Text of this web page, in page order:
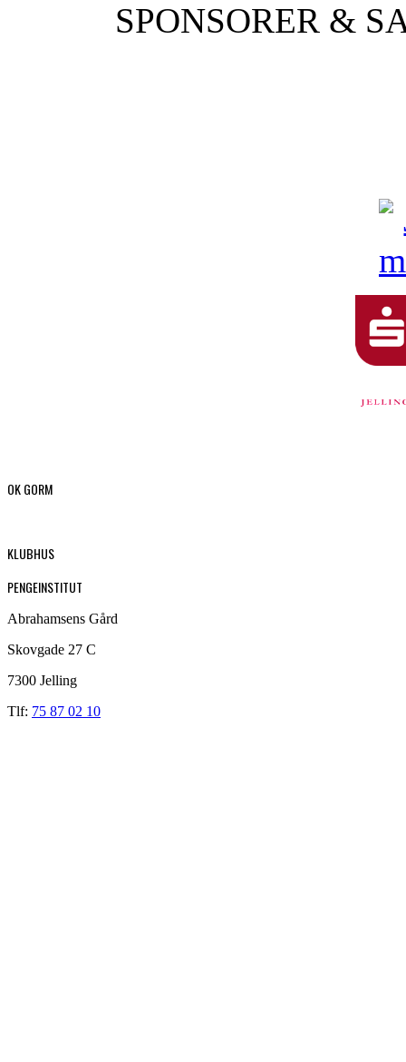
SPONSORER &
OK GORM
KLUBHUS
PENGEINSTITUT
Abrahamsens Gård
Skovgade 27 C
7300 Jelling
Tlf: 75 87 02 10